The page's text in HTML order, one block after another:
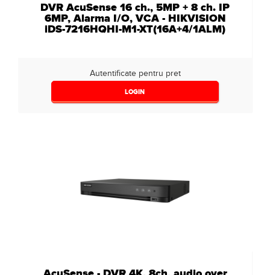
DVR AcuSense 16 ch., 5MP + 8 ch. IP
6MP, Alarma I/O, VCA - HIKVISION
iDS-7216HQHI-M1-XT(16A+4/1ALM)
Autentificate pentru pret
LOGIN